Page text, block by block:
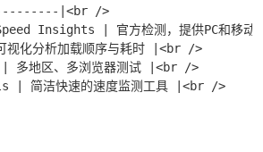
|<br />
Insights | 官方检测，提供PC和移
化分析加载顺序与耗时 |<br />
| 多地区、多浏览器测试 |<br />
| 简洁快速的速度监测工具 |<br />